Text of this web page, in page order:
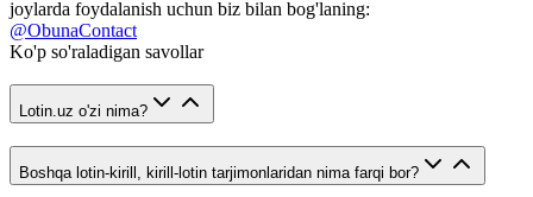
joylarda foydalanish uchun biz bilan bog'laning:
@ObunaContact
Ko'p so'raladigan savollar
Lotin.uz o'zi nima?
Boshqa lotin-kirill, kirill-lotin tarjimonlaridan nima farqi bor?